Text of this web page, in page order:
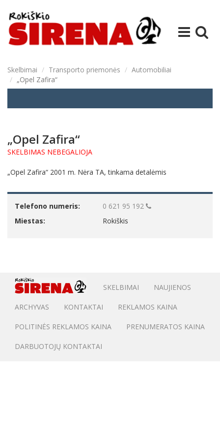
Skelbimai Transporto priemonės
Automobiliai
„Opel Zafira“
„Opel Zafira“
SKELBIMAS NEBEGALIOJA
„Opel Zafira“ 2001 m. Nėra TA, tinkama detalėmis
Telefono numeris:
0 621 95 192
Miestas:
Rokiškis
SKELBIMAI NAUJIENOS
ARCHYVAS KONTAKTAI REKLAMOS KAINA
POLITINĖS REKLAMOS KAINA PRENUMERATOS KAINA
DARBUOTOJŲ KONTAKTAI